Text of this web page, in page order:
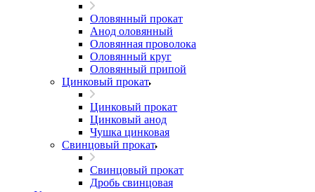
Оловянный прокат
Анод оловянный
Оловянная проволока
Оловянный круг
Оловянный припой
Цинковый прокат
Цинковый прокат
Цинковый анод
Чушка цинковая
Свинцовый прокат
Свинцовый прокат
Дробь свинцовая